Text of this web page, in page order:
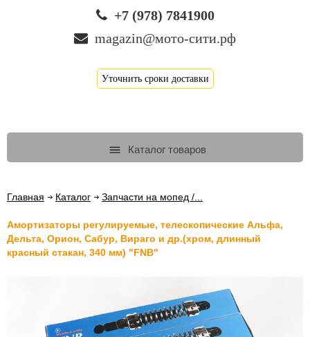
+7 (978) 7841900
magazin@мото-сити.рф
Уточнить сроки доставки
Каталог товаров
Главная Каталог Запчасти на мопед /...
Амортизаторы регулируемые, телескопические Альфа,
Дельта, Орион, Сабур, Вираго и др.(хром, длинный
красный стакан, 340 мм) "FNB"